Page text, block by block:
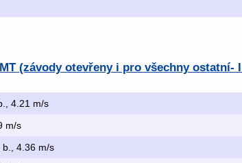
(závody otevřeny i pro všechny ostatní-
4.21 m/s
m/s
b., 4.36 m/s